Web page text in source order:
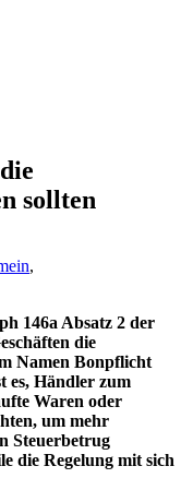
sollten
,
146a Absatz 2 der
die
Namen Bonpflicht
es, Händler zum
Waren oder
um mehr
Steuerbetrug
die Regelung mit sich